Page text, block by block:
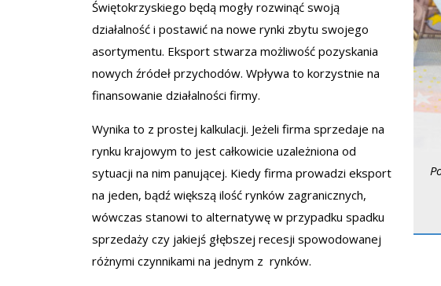
Świętokrzyskiego będą mogły rozwinąć swoją
działalność i postawić na nowe rynki zbytu swojego
asortymentu. Eksport stwarza możliwość pozyskania
nowych źródeł przychodów. Wpływa to korzystnie na
finansowanie działalności firmy.
Wynika to z prostej kalkulacji. Jeżeli firma sprzedaje na
rynku krajowym to jest całkowicie uzależniona od
sytuacji na nim panującej. Kiedy firma prowadzi eksport
na jeden, bądź większą ilość rynków zagranicznych,
wówczas stanowi to alternatywę w przypadku spadku
sprzedaży czy jakiejś głębszej recesji spowodowanej
różnymi czynnikami na jednym z rynków.